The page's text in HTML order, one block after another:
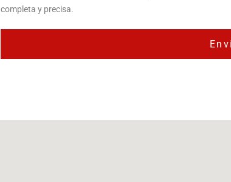
completa y precisa.